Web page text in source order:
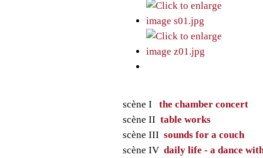
scène I the chamber concert
scène II table works
scène III sounds for a couch
scène IV daily life - a dance